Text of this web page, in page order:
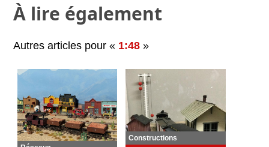
À lire également
Autres articles pour « 1:48 »
Constructions